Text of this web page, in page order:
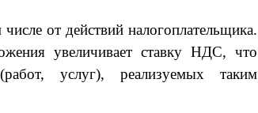
от действий налогоплательщика.
увеличивает ставку НДС, что
услуг), реализуемых таким